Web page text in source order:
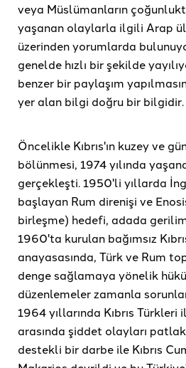
veya Müslümanların
yaşanan olaylarla ilgili Arap
üzerinden yorumlarda
genelde hızlı bir şekilde
benzer bir paylaşım
yer alan bilgi doğru bir bilgidir.
Öncelikle Kıbrıs'ın kuzey ve
bölünmesi, 1974 yılında
gerçekleşti. 1950'li yıllarda
başlayan Rum direnişi ve
birleşme) hedefi, adada
1960'ta kurulan bağımsız
anayasasında, Türk ve Rum
denge sağlamaya yönelik
düzenlemeler zamanla
1964 yıllarında Kıbrıs Türkleri
arasında şiddet olayları
destekli bir darbe ile Kıbrıs